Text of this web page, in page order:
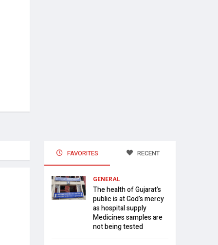
FAVORITES RECENT
GENERAL
The health of Gujarat’s
public is at God’s mercy
as hospital supply
Medicines samples are
not being tested